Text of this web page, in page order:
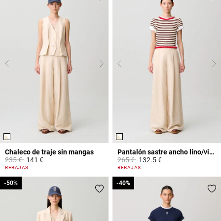
Chaleco de traje sin mangas
Price reduced from
235 €to141 €
5 out of 5 Customer Rating
REBAJAS
Pantalón sastre ancho lino/viscosa
Price reduced from
265 €to132.5 €
4,2 out of 5 Customer Rating
REBAJAS
-50%
-50% -40%
-40%